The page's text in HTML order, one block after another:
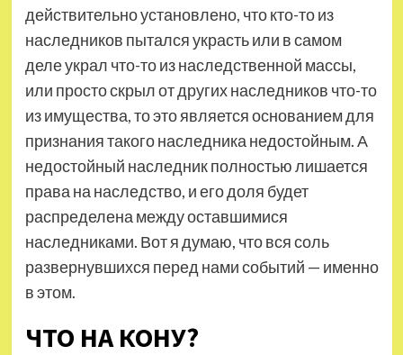
действительно установлено, что кто-то из
наследников пытался украсть или в самом
деле украл что-то из наследственной массы,
или просто скрыл от других наследников что-то
из имущества, то это является основанием для
признания такого наследника недостойным. А
недостойный наследник полностью лишается
права на наследство, и его доля будет
распределена между оставшимися
наследниками. Вот я думаю, что вся соль
развернувшихся перед нами событий — именно
в этом.
ЧТО НА КОНУ?